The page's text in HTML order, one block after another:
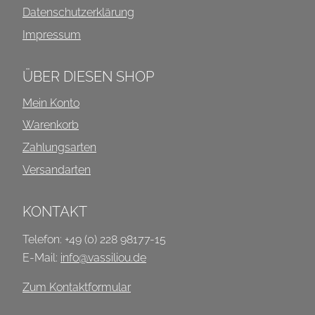
Datenschutzerklärung
Impressum
ÜBER DIESEN SHOP
Mein Konto
Warenkorb
Zahlungsarten
Versandarten
KONTAKT
Telefon: +49 (0) 228 98177-15
E-Mail: info@vassiliou.de
Zum Kontaktformular